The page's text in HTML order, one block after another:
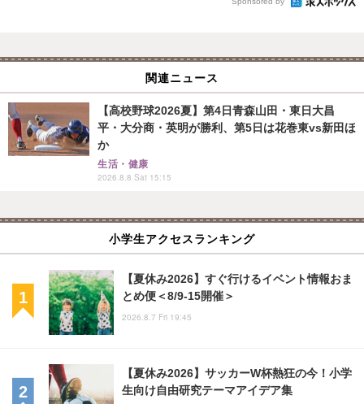
関連ニュース
【高校野球2026夏】第4日青森山田・東日大昌
平・大分商・英明が勝利、第5日は花巻東vs新田ほ
か
生活・健康
2026.8.8 Sat 15:15
小学生アクセスランキング
【夏休み2026】すぐ行けるイベント情報おま
とめ便＜8/9-15開催＞
2026.8.7 Fri 19:45
【夏休み2026】サッカーW杯熱狂の今！小学
生向け自由研究テーマアイデア集